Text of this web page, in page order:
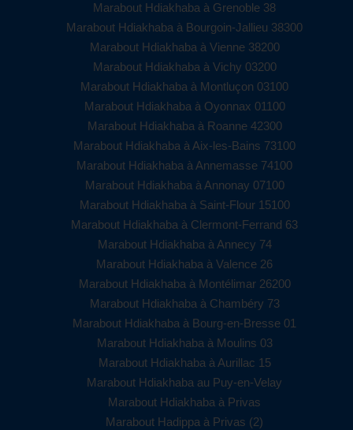
Marabout Hdiakhaba à Grenoble 38
Marabout Hdiakhaba à Bourgoin-Jallieu 38300
Marabout Hdiakhaba à Vienne 38200
Marabout Hdiakhaba à Vichy 03200
Marabout Hdiakhaba à Montluçon 03100
Marabout Hdiakhaba à Oyonnax 01100
Marabout Hdiakhaba à Roanne 42300
Marabout Hdiakhaba à Aix-les-Bains 73100
Marabout Hdiakhaba à Annemasse 74100
Marabout Hdiakhaba à Annonay 07100
Marabout Hdiakhaba à Saint-Flour 15100
Marabout Hdiakhaba à Clermont-Ferrand 63
Marabout Hdiakhaba à Annecy 74
Marabout Hdiakhaba à Valence 26
Marabout Hdiakhaba à Montélimar 26200
Marabout Hdiakhaba à Chambéry 73
Marabout Hdiakhaba à Bourg-en-Bresse 01
Marabout Hdiakhaba à Moulins 03
Marabout Hdiakhaba à Aurillac 15
Marabout Hdiakhaba au Puy-en-Velay
Marabout Hdiakhaba à Privas
Marabout Hadippa à Privas (2)